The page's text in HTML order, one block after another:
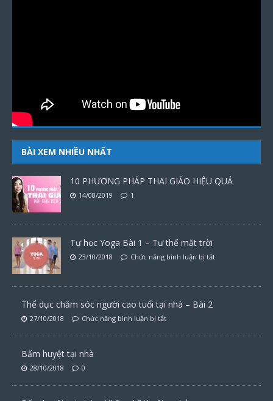
BÀI XEM NHIỀU NHẤT
10 PHƯƠNG PHÁP THAI GIÁO HIỆU QUẢ
14/08/2019 1
Tự học Yoga Bài 1 – Tư thế mặt trời
23/10/2018 Chức năng bình luận bị tắt
Thể dục chăm sóc người cao tuổi tại nhà – Bài 2
27/10/2018 Chức năng bình luận bị tắt
Bấm huyệt tại nhà
28/10/2018 0